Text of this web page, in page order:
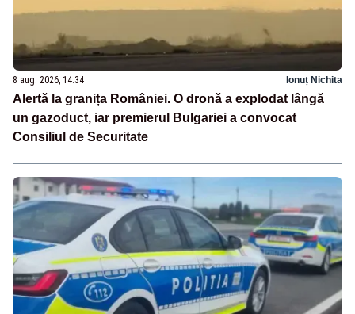
8 aug. 2026, 14:34 Ionuț Nichita
Alertă la granița României. O dronă a explodat lângă
un gazoduct, iar premierul Bulgariei a convocat
Consiliul de Securitate